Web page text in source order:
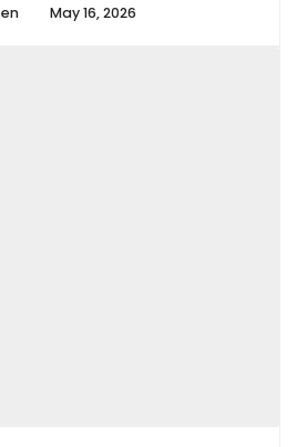
May 16, 2026